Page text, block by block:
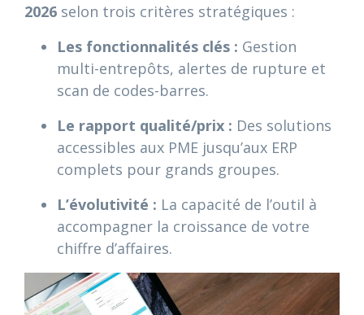
2026 selon trois critères stratégiques :
Les fonctionnalités clés : Gestion
multi-entrepôts, alertes de rupture et
scan de codes-barres.
Le rapport qualité/prix : Des solutions
accessibles aux PME jusqu’aux ERP
complets pour grands groupes.
L’évolutivité : La capacité de l’outil à
accompagner la croissance de votre
chiffre d’affaires.